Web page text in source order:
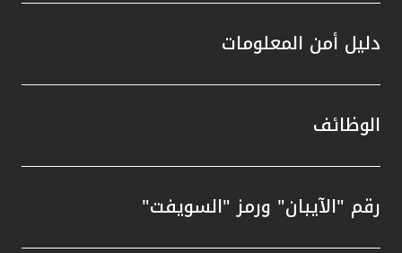
دليل أمن المعلومات
الوظائف
رقم "الآيبان" ورمز "السويفت"